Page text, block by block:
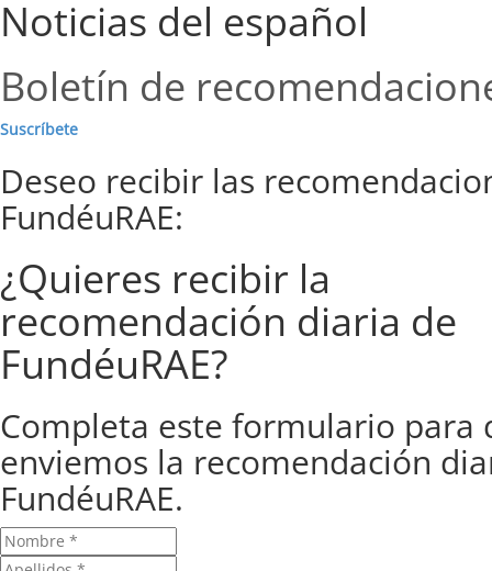
Noticias del español
Boletín de
Suscríbete
Deseo recibir las
FundéuRAE:
¿Quieres recibir la
recomendación diaria de
FundéuRAE?
Completa este formulario para
enviemos la recomendación
FundéuRAE.